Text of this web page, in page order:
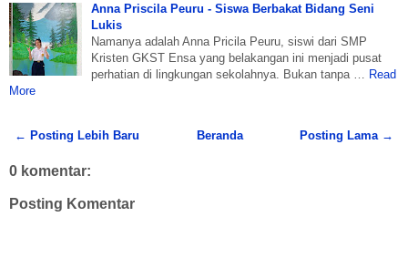
Anna Priscila Peuru - Siswa Berbakat Bidang Seni
Lukis
Namanya adalah Anna Pricila Peuru, siswi dari SMP
Kristen GKST Ensa yang belakangan ini menjadi pusat
perhatian di lingkungan sekolahnya. Bukan tanpa …
Read
More
← Posting Lebih Baru Posting Lama →
Beranda
0 komentar:
Posting Komentar